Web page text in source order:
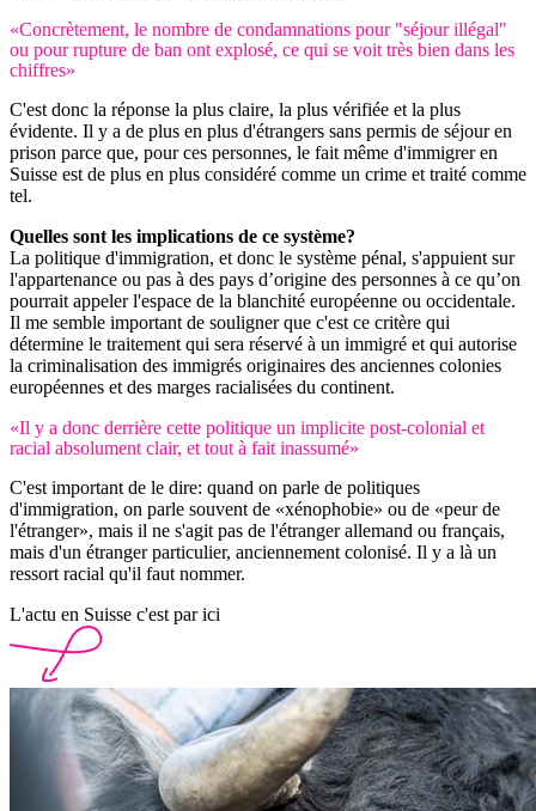
«Concrètement, le nombre de condamnations pour "séjour illégal"
ou pour rupture de ban ont explosé, ce qui se voit très bien dans les
chiffres»
C'est donc la réponse la plus claire, la plus vérifiée et la plus
évidente. Il y a de plus en plus d'étrangers sans permis de séjour en
prison parce que, pour ces personnes, le fait même d'immigrer en
Suisse est de plus en plus considéré comme un crime et traité comme
tel.
Quelles sont les implications de ce système?
La politique d'immigration, et donc le système pénal, s'appuient sur
l'appartenance ou pas à des pays d’origine des personnes à ce qu’on
pourrait appeler l'espace de la blanchité européenne ou occidentale.
Il me semble important de souligner que c'est ce critère qui
détermine le traitement qui sera réservé à un immigré et qui autorise
la criminalisation des immigrés originaires des anciennes colonies
européennes et des marges racialisées du continent.
«Il y a donc derrière cette politique un implicite post-colonial et
racial absolument clair, et tout à fait inassumé»
C'est important de le dire: quand on parle de politiques
d'immigration, on parle souvent de «xénophobie» ou de «peur de
l'étranger», mais il ne s'agit pas de l'étranger allemand ou français,
mais d'un étranger particulier, anciennement colonisé. Il y a là un
ressort racial qu'il faut nommer.
L'actu en Suisse c'est par ici